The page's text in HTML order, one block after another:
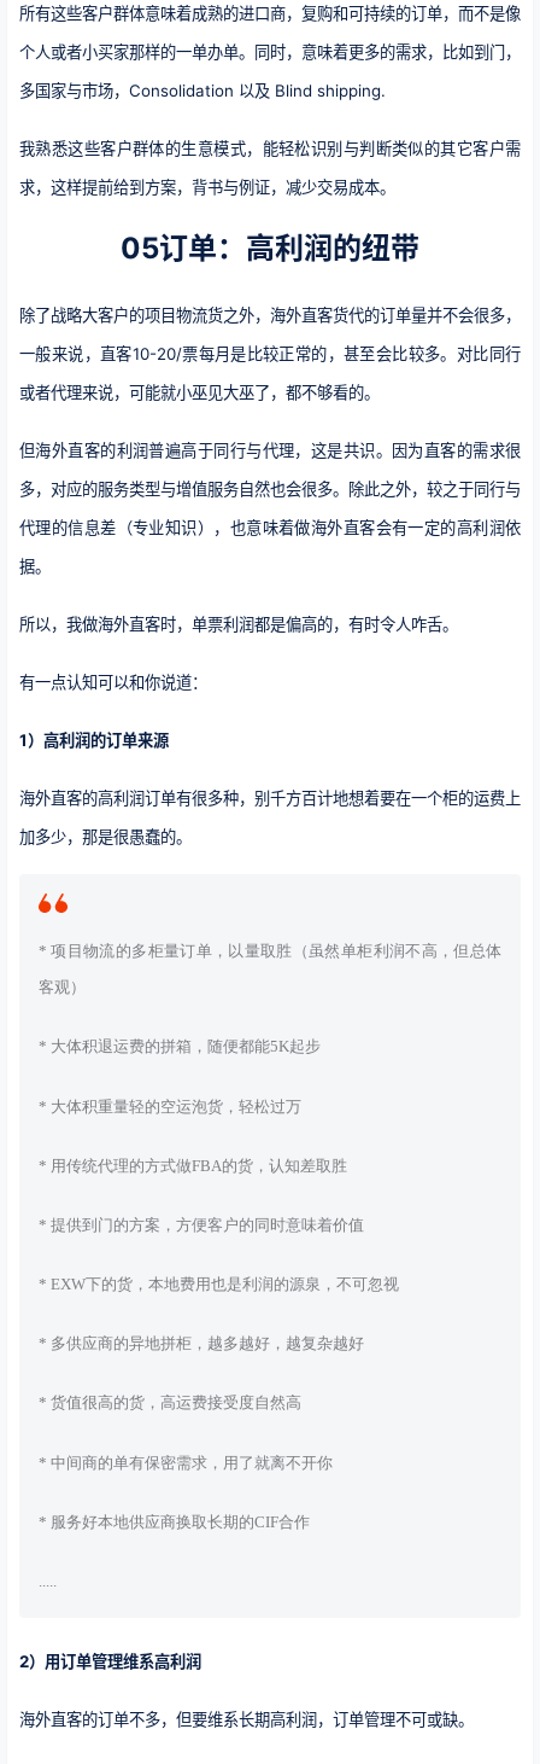
所有这些客户群体意味着成熟的进口商，复购和可持续的订单，而不是像
个人或者小买家那样的一单办单。同时，意味着更多的需求，比如到门，
多国家与市场，Consolidation 以及 Blind shipping.
我熟悉这些客户群体的生意模式，能轻松识别与判断类似的其它客户需
求，这样提前给到方案，背书与例证，减少交易成本。
05订单：高利润的纽带
除了战略大客户的项目物流货之外，海外直客货代的订单量并不会很多，
一般来说，直客10-20/票每月是比较正常的，甚至会比较多。对比同行
或者代理来说，可能就小巫见大巫了，都不够看的。
但海外直客的利润普遍高于同行与代理，这是共识。因为直客的需求很
多，对应的服务类型与增值服务自然也会很多。除此之外，较之于同行与
代理的信息差（专业知识），也意味着做海外直客会有一定的高利润依
据。
所以，我做海外直客时，单票利润都是偏高的，有时令人咋舌。
有一点认知可以和你说道：
1）高利润的订单来源
海外直客的高利润订单有很多种，别千方百计地想着要在一个柜的运费上
加多少，那是很愚蠢的。
* 项目物流的多柜量订单，以量取胜（虽然单柜利润不高，但总体
客观）
* 大体积退运费的拼箱，随便都能5K起步
* 大体积重量轻的空运泡货，轻松过万
* 用传统代理的方式做FBA的货，认知差取胜
* 提供到门的方案，方便客户的同时意味着价值
* EXW下的货，本地费用也是利润的源泉，不可忽视
* 多供应商的异地拼柜，越多越好，越复杂越好
* 货值很高的货，高运费接受度自然高
* 中间商的单有保密需求，用了就离不开你
* 服务好本地供应商换取长期的CIF合作
.....
2）用订单管理维系高利润
海外直客的订单不多，但要维系长期高利润，订单管理不可或缺。